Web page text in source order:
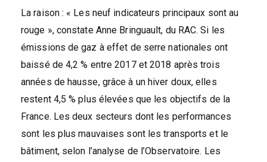
La raison : « Les neuf indicateurs principaux sont au
rouge », constate Anne Bringuault, du RAC. Si les
émissions de gaz à effet de serre nationales ont
baissé de 4,2 % entre 2017 et 2018 après trois
années de hausse, grâce à un hiver doux, elles
restent 4,5 % plus élevées que les objectifs de la
France. Les deux secteurs dont les performances
sont les plus mauvaises sont les transports et le
bâtiment, selon l’analyse de l’Observatoire. Les